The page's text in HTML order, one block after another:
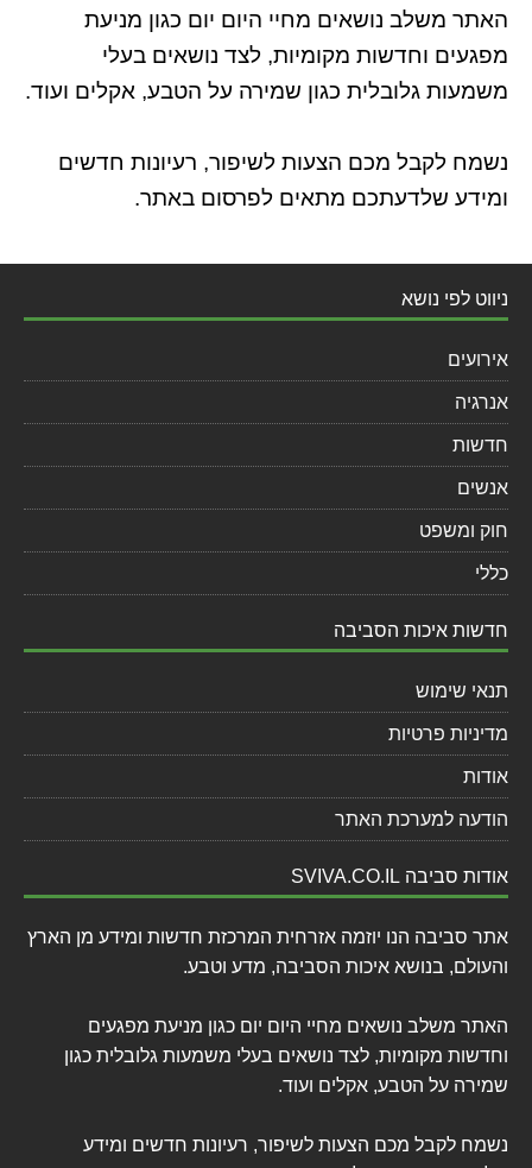
האתר משלב נושאים מחיי היום יום כגון מניעת
מפגעים וחדשות מקומיות, לצד נושאים בעלי
משמעות גלובלית כגון שמירה על הטבע, אקלים ועוד.
נשמח לקבל מכם הצעות לשיפור, רעיונות חדשים
ומידע שלדעתכם מתאים לפרסום באתר.
ניווט לפי נושא
אירועים
אנרגיה
חדשות
אנשים
חוק ומשפט
כללי
חדשות איכות הסביבה
תנאי שימוש
מדיניות פרטיות
אודות
הודעה למערכת האתר
אודות סביבה SVIVA.CO.IL
אתר סביבה הנו יוזמה אזרחית המרכזת חדשות ומידע מן הארץ
והעולם, בנושא איכות הסביבה, מדע וטבע.
האתר משלב נושאים מחיי היום יום כגון מניעת מפגעים
וחדשות מקומיות, לצד נושאים בעלי משמעות גלובלית כגון
שמירה על הטבע, אקלים ועוד.
נשמח לקבל מכם הצעות לשיפור, רעיונות חדשים ומידע